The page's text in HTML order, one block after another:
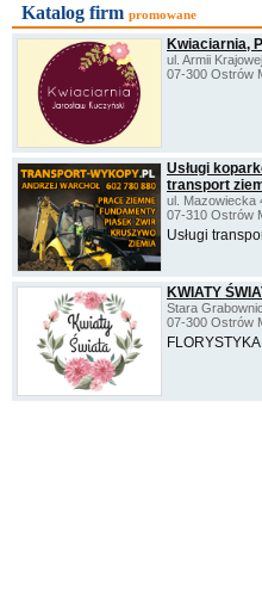
Katalog firm promowane
Kwiaciarnia,
ul. Armii
07-300 Ostrów
Usługi
transport
ul. Mazowiecka
07-310 Ostrów
Usługi
KWIATY
Stara
07-300 Ostrów